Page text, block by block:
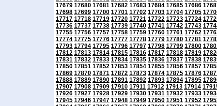
17679 17680 17681 17682 17683 17684 17685 17686
17698 17699 17700 17701 17702 17703 17704 17705
17717 17718 17719 17720 17721 17722 17723 17724
17736 17737 17738 17739 17740 17741 17742 17743
17755 17756 17757 17758 17759 17760 17761 17762
17774 17775 17776 17777 17778 17779 17780 17781
17793 17794 17795 17796 17797 17798 17799 17800
17812 17813 17814 17815 17816 17817 17818 17819
17831 17832 17833 17834 17835 17836 17837 17838
17850 17851 17852 17853 17854 17855 17856 17857
17869 17870 17871 17872 17873 17874 17875 17876
17888 17889 17890 17891 17892 17893 17894 17895
17907 17908 17909 17910 17911 17912 17913 17914
17926 17927 17928 17929 17930 17931 17932 17933
17945 17946 17947 17948 17949 17950 17951 17952